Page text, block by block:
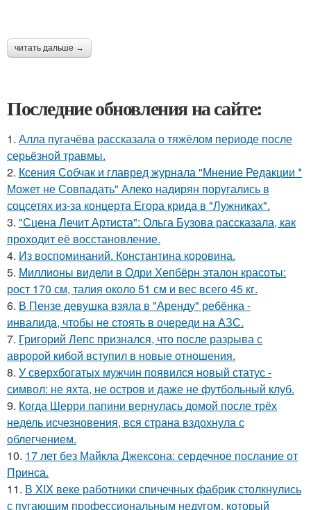
читать дальше →
Последние обновления на сайте:
1. Алла пугачёва рассказала о тяжёлом периоде после
серьёзной травмы.
2. Ксения Собчак и главред журнала "Мнение Редакции *
Может не Совпадать" Алеко надирян поругались в
соцсетях из-за концерта Егора крида в "Лужниках".
3. "Сцена Лечит Артиста": Ольга Бузова рассказала, как
проходит её восстановление.
4. Из воспоминаний. Константина коровина.
5. Миллионы видели в Одри Хепбёрн эталон красоты:
рост 170 см, талия около 51 см и вес всего 45 кг.
6. В Пензе девушка взяла в "Аренду" ребёнка -
инвалида, чтобы не стоять в очереди на АЗС.
7. Григорий Лепс признался, что после разрыва с
авророй кибой вступил в новые отношения.
8. У сверхбогатых мужчин появился новый статус -
символ: не яхта, не остров и даже не футбольный клуб.
9. Когда Шерри папини вернулась домой после трёх
недель исчезновения, вся страна вздохнула с
облегчением.
10. 17 лет без Майкла Джексона: сердечное послание от
Принса.
11. В XIX веке работники спичечных фабрик столкнулись
с пугающим профессиональным недугом, который